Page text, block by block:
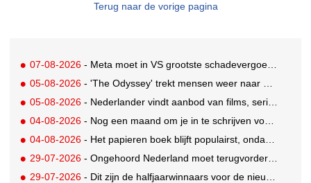
Terug naar de vorige pagina
07-08-2026 - Meta moet in VS grootste schadevergoeding ooit betalen: 567 miljoen dollar
05-08-2026 - 'The Odyssey' trekt mensen weer naar de bioscoop
05-08-2026 - Nederlander vindt aanbod van films, series en sport vaak versnipperd
04-08-2026 - Nog een maand om je in te schrijven voor de Mercurs 2026
04-08-2026 - Het papieren boek blijft populairst, ondanks digitale alternatieven
29-07-2026 - Ongehoord Nederland moet terugvordering betalen aan Commissariaat voor de Media
29-07-2026 - Dit zijn de halfjaarwinnaars voor de nieuwe Ster Goede Loeki 2026